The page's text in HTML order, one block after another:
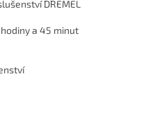
DREMEL
a 45 minut